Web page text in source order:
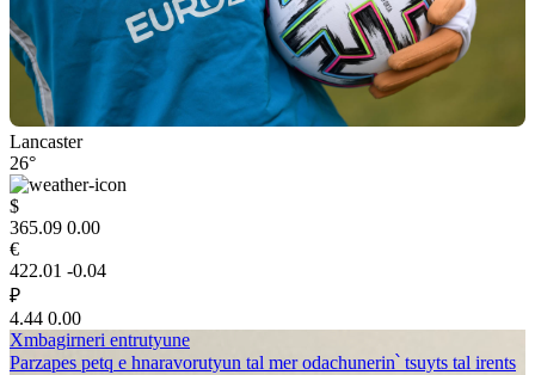
Lancaster
26°
$
365.09 0.00
€
422.01 -0.04
₽
4.44 0.00
Xmbagirneri entrutyune
Parzapes petq e hnaravorutyun tal mer odachunerin՝ tsuyts tal irents